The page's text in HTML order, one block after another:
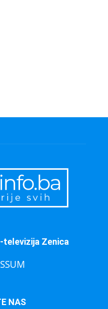
televizija Zenica
NAS